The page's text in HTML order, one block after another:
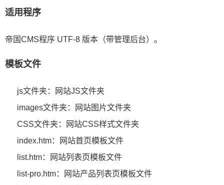
适用程序
帝国CMS程序 UTF-8 版本（带管理后台）。
模板文件
js文件夹：网站JS文件夹
images文件夹：网站图片文件夹
CSS文件夹：网站CSS样式文件夹
index.htm：网站首页模板文件
list.htm：网站列表页模板文件
list-pro.htm：网站产品列表页模板文件